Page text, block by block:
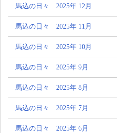
馬込の日々 2025年 12月
馬込の日々 2025年 11月
馬込の日々 2025年 10月
馬込の日々 2025年 9月
馬込の日々 2025年 8月
馬込の日々 2025年 7月
馬込の日々 2025年 6月